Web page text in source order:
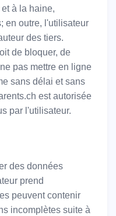
à la haine,
en outre, l'utilisateur
des tiers.
de bloquer, de
pas mettre en ligne
sans délai et sans
est autorisée
par l'utilisateur.
des données
prend
peuvent contenir
incomplètes suite à